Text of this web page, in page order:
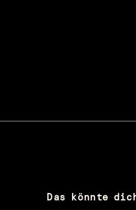
Das könnte